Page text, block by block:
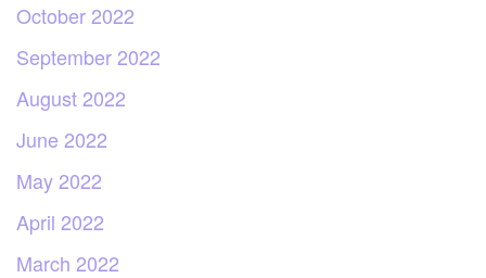
October 2022
September 2022
August 2022
June 2022
May 2022
April 2022
March 2022